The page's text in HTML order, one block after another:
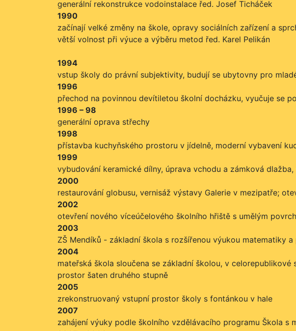
generální rekonstrukce vodoinstalace řed. Josef Ticháček
1990
začínají velké změny na škole, opravy sociálních zařízení a
větší volnost při výuce a výběru metod řed. Karel Pelikán
1994
vstup školy do právní subjektivity, budují se ubytovny pro
1996
přechod na povinnou devítiletou školní docházku, vyučuje se
1996 – 98
generální oprava střechy
1998
přístavba kuchyňského prostoru v jídelně, moderní vybavení
1999
vybudování keramické dílny, úprava vchodu a zámková
2000
restaurování globusu, vernisáž výstavy Galerie v mezipatře;
2002
otevření nového víceúčelového školního hřiště s umělým
2003
ZŠ Mendíků - základní škola s rozšířenou výukou matematiky
2004
mateřská škola sloučena se základní školou, v
prostor šaten druhého stupně
2005
zrekonstruovaný vstupní prostor školy s fontánkou v hale
2007
zahájení výuky podle školního vzdělávacího programu Škola s